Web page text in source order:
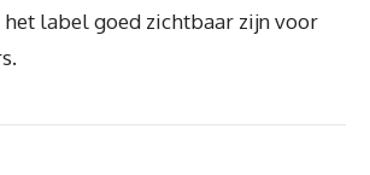
label goed zichtbaar zijn voor